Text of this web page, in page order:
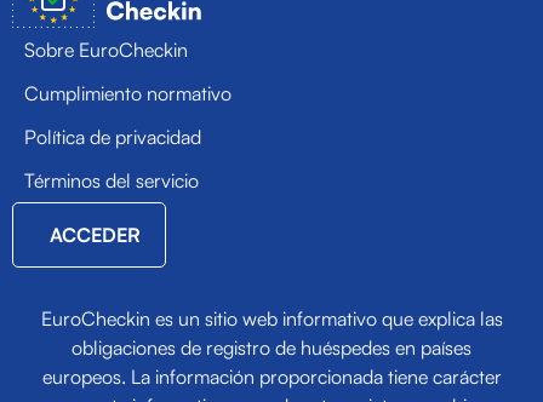
Sobre EuroCheckin
Cumplimiento normativo
Política de privacidad
Términos del servicio
ACCEDER
EuroCheckin es un sitio web informativo que explica las
obligaciones de registro de huéspedes en países
europeos. La información proporcionada tiene carácter